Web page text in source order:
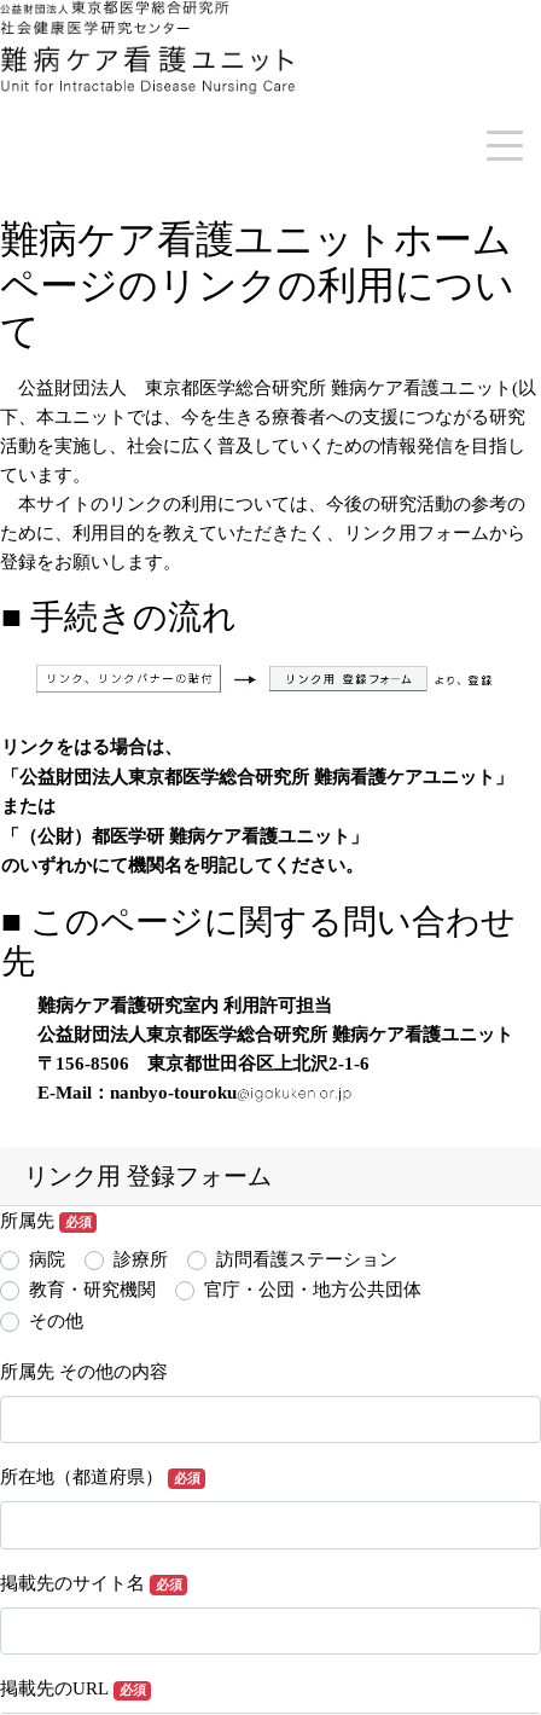
難病ケア看護ユニットホーム
ページのリンクの利用につい
て
公益財団法人 東京都医学総合研究所 難病ケア看護ユニット(以
下、本ユニットでは、今を生きる療養者への支援につながる研究
活動を実施し、社会に広く普及していくための情報発信を目指し
ています。
本サイトのリンクの利用については、今後の研究活動の参考の
ために、利用目的を教えていただきたく、リンク用フォームから
登録をお願いします。
■ 手続きの流れ
リンクをはる場合は、
「公益財団法人東京都医学総合研究所 難病看護ケアユニット」
または
「（公財）都医学研 難病ケア看護ユニット」
のいずれかにて機関名を明記してください。
■ このページに関する問い合わせ
先
難病ケア看護研究室内 利用許可担当
公益財団法人東京都医学総合研究所 難病ケア看護ユニット
〒156-8506 東京都世田谷区上北沢2-1-6
E-Mail：nanbyo-touroku
リンク用 登録フォーム
リンク用 登録フォーム
所属先 必須
病院 診療所
訪問看護ステーション
教育・研究機関
官庁・公団・地方公共団体
その他
所属先 その他の内容
所在地（都道府県） 必須
掲載先のサイト名 必須
掲載先のURL 必須